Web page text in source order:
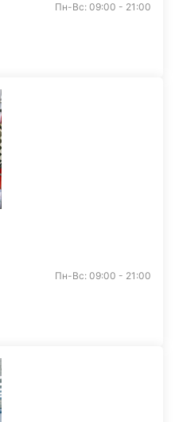
Пн-Вс: 09:00 - 21:00
Пн-Вс: 09:00 - 21:00